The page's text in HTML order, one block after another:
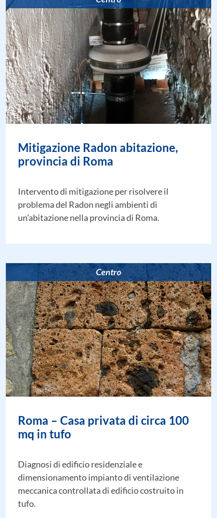
Mitigazione Radon abitazione,
provincia di Roma
Intervento di mitigazione per risolvere il
problema del Radon negli ambienti di
un’abitazione nella provincia di Roma.
Centro
Roma – Casa privata di circa 100
mq in tufo
Diagnosi di edificio residenziale e
dimensionamento impianto di ventilazione
meccanica controllata di edificio costruito in
tufo.